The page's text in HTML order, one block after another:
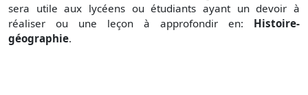
sera utile aux lycéens ou étudiants ayant un devoir à
réaliser ou une leçon à approfondir en: Histoire-
géographie.